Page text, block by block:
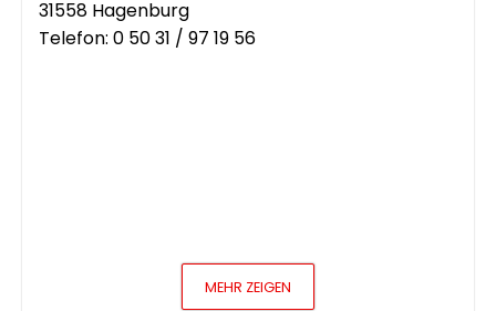
31558 Hagenburg
Telefon: 0 50 31 / 97 19 56
MEHR ZEIGEN